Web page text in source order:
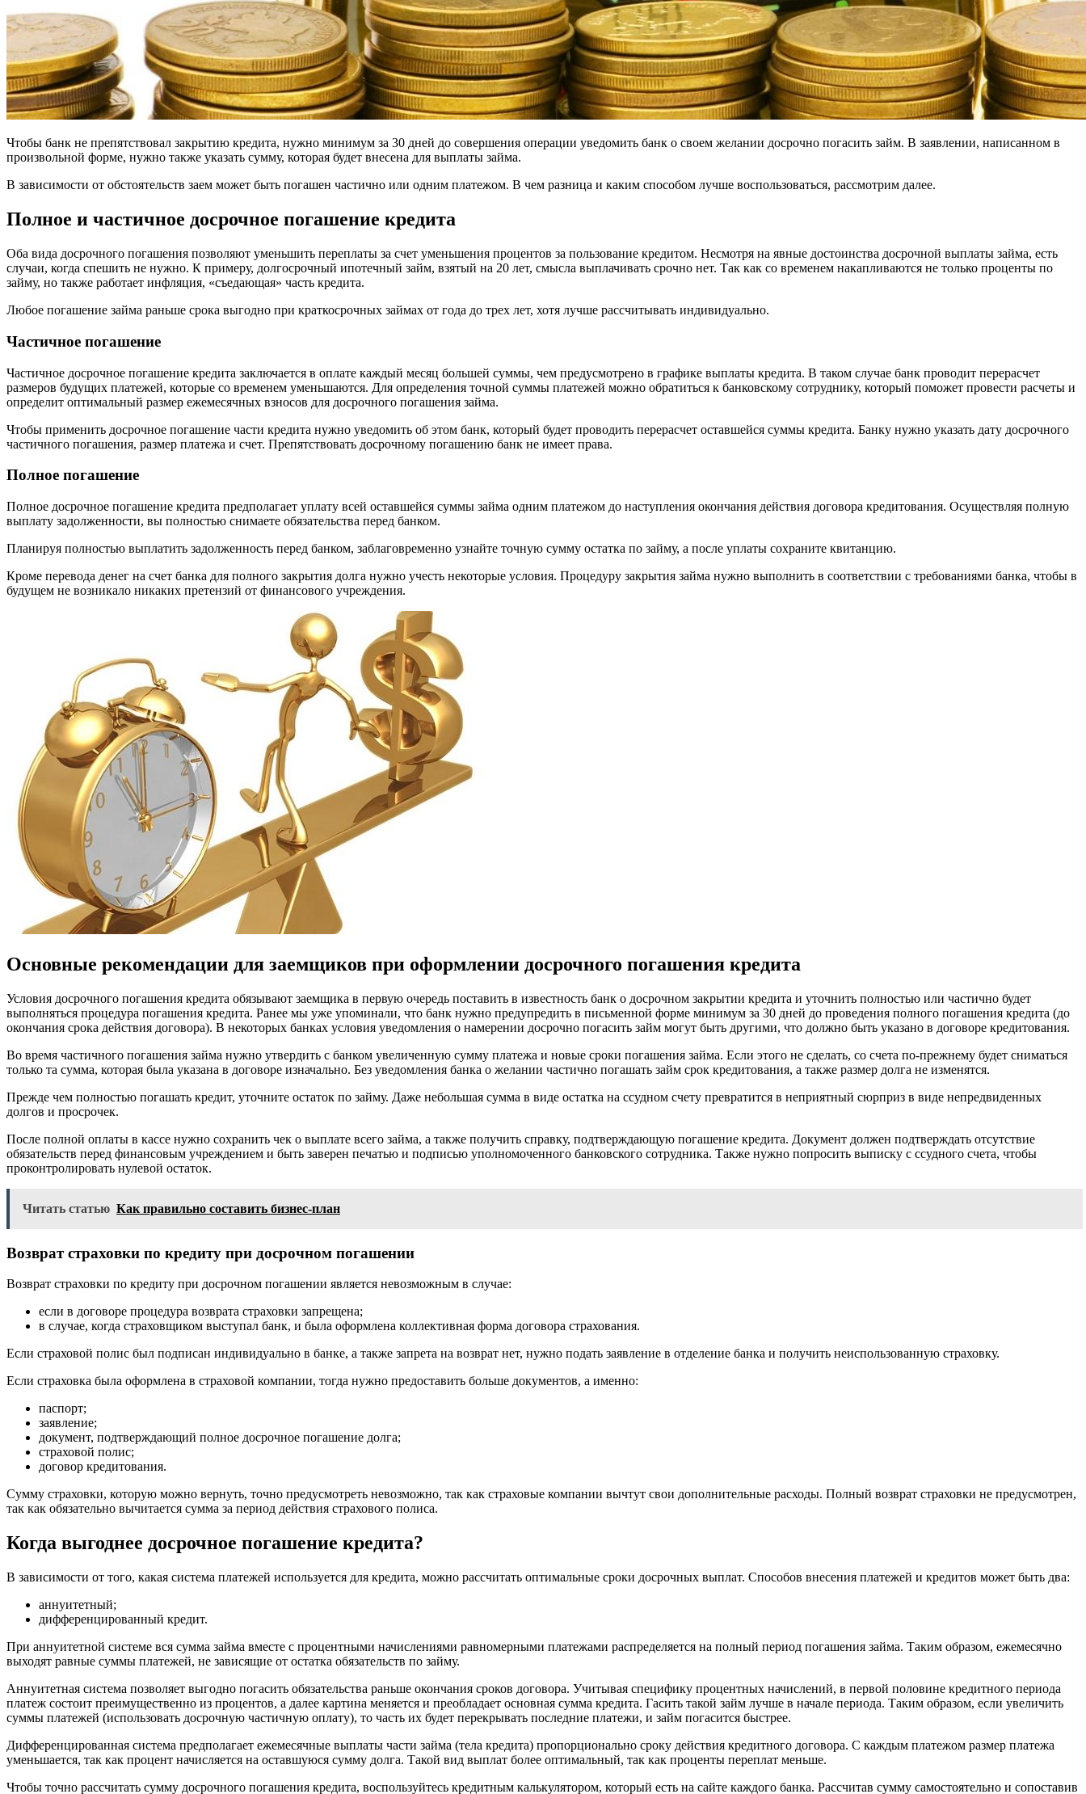
Чтобы банк не препятствовал закрытию кредита, нужно минимум за 30 дней до совершения операции уведомить банк о своем желании досрочно погасить займ. В заявлении, написанном в
произвольной форме, нужно также указать сумму, которая будет внесена для выплаты займа.
В зависимости от обстоятельств заем может быть погашен частично или одним платежом. В чем разница и каким способом лучше воспользоваться, рассмотрим далее.
Полное и частичное досрочное погашение кредита
Оба вида досрочного погашения позволяют уменьшить переплаты за счет уменьшения процентов за пользование кредитом. Несмотря на явные достоинства досрочной выплаты займа, есть
случаи, когда спешить не нужно. К примеру, долгосрочный ипотечный займ, взятый на 20 лет, смысла выплачивать срочно нет. Так как со временем накапливаются не только проценты по
займу, но также работает инфляция, «съедающая» часть кредита.
Любое погашение займа раньше срока выгодно при краткосрочных займах от года до трех лет, хотя лучше рассчитывать индивидуально.
Частичное погашение
Частичное досрочное погашение кредита заключается в оплате каждый месяц большей суммы, чем предусмотрено в графике выплаты кредита. В таком случае банк проводит перерасчет
размеров будущих платежей, которые со временем уменьшаются. Для определения точной суммы платежей можно обратиться к банковскому сотруднику, который поможет провести расчеты и
определит оптимальный размер ежемесячных взносов для досрочного погашения займа.
Чтобы применить досрочное погашение части кредита нужно уведомить об этом банк, который будет проводить перерасчет оставшейся суммы кредита. Банку нужно указать дату досрочного
частичного погашения, размер платежа и счет. Препятствовать досрочному погашению банк не имеет права.
Полное погашение
Полное досрочное погашение кредита предполагает уплату всей оставшейся суммы займа одним платежом до наступления окончания действия договора кредитования. Осуществляя полную
выплату задолженности, вы полностью снимаете обязательства перед банком.
Планируя полностью выплатить задолженность перед банком, заблаговременно узнайте точную сумму остатка по займу, а после уплаты сохраните квитанцию.
Кроме перевода денег на счет банка для полного закрытия долга нужно учесть некоторые условия. Процедуру закрытия займа нужно выполнить в соответствии с требованиями банка, чтобы в
будущем не возникало никаких претензий от финансового учреждения.
Основные рекомендации для заемщиков при оформлении досрочного погашения кредита
Условия досрочного погашения кредита обязывают заемщика в первую очередь поставить в известность банк о досрочном закрытии кредита и уточнить полностью или частично будет
выполняться процедура погашения кредита. Ранее мы уже упоминали, что банк нужно предупредить в письменной форме минимум за 30 дней до проведения полного погашения кредита (до
окончания срока действия договора). В некоторых банках условия уведомления о намерении досрочно погасить займ могут быть другими, что должно быть указано в договоре кредитования.
Во время частичного погашения займа нужно утвердить с банком увеличенную сумму платежа и новые сроки погашения займа. Если этого не сделать, со счета по-прежнему будет сниматься
только та сумма, которая была указана в договоре изначально. Без уведомления банка о желании частично погашать займ срок кредитования, а также размер долга не изменятся.
Прежде чем полностью погашать кредит, уточните остаток по займу. Даже небольшая сумма в виде остатка на ссудном счету превратится в неприятный сюрприз в виде непредвиденных
долгов и просрочек.
После полной оплаты в кассе нужно сохранить чек о выплате всего займа, а также получить справку, подтверждающую погашение кредита. Документ должен подтверждать отсутствие
обязательств перед финансовым учреждением и быть заверен печатью и подписью уполномоченного банковского сотрудника. Также нужно попросить выписку с ссудного счета, чтобы
проконтролировать нулевой остаток.
Читать статью Как правильно составить бизнес-план
Возврат страховки по кредиту при досрочном погашении
Возврат страховки по кредиту при досрочном погашении является невозможным в случае:
если в договоре процедура возврата страховки запрещена;
в случае, когда страховщиком выступал банк, и была оформлена коллективная форма договора страхования.
Если страховой полис был подписан индивидуально в банке, а также запрета на возврат нет, нужно подать заявление в отделение банка и получить неиспользованную страховку.
Если страховка была оформлена в страховой компании, тогда нужно предоставить больше документов, а именно:
паспорт;
заявление;
документ, подтверждающий полное досрочное погашение долга;
страховой полис;
договор кредитования.
Сумму страховки, которую можно вернуть, точно предусмотреть невозможно, так как страховые компании вычтут свои дополнительные расходы. Полный возврат страховки не предусмотрен,
так как обязательно вычитается сумма за период действия страхового полиса.
Когда выгоднее досрочное погашение кредита?
В зависимости от того, какая система платежей используется для кредита, можно рассчитать оптимальные сроки досрочных выплат. Способов внесения платежей и кредитов может быть два:
аннуитетный;
дифференцированный кредит.
При аннуитетной системе вся сумма займа вместе с процентными начислениями равномерными платежами распределяется на полный период погашения займа. Таким образом, ежемесячно
выходят равные суммы платежей, не зависящие от остатка обязательств по займу.
Аннуитетная система позволяет выгодно погасить обязательства раньше окончания сроков договора. Учитывая специфику процентных начислений, в первой половине кредитного периода
платеж состоит преимущественно из процентов, а далее картина меняется и преобладает основная сумма кредита. Гасить такой займ лучше в начале периода. Таким образом, если увеличить
суммы платежей (использовать досрочную частичную оплату), то часть их будет перекрывать последние платежи, и займ погасится быстрее.
Дифференцированная система предполагает ежемесячные выплаты части займа (тела кредита) пропорционально сроку действия кредитного договора. С каждым платежом размер платежа
уменьшается, так как процент начисляется на оставшуюся сумму долга. Такой вид выплат более оптимальный, так как проценты переплат меньше.
Чтобы точно рассчитать сумму досрочного погашения кредита, воспользуйтесь кредитным калькулятором, который есть на сайте каждого банка. Рассчитав сумму самостоятельно и сопоставив